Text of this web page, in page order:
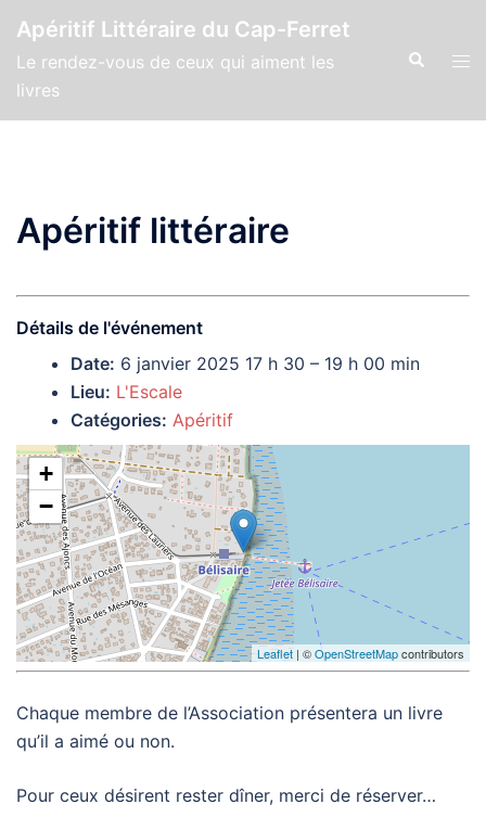
au
contenu
Apéritif Littéraire du Cap-Ferret
Le rendez-vous de ceux qui aiment les
livres
Apéritif littéraire
Détails de l'événement
Date: 6 janvier 2025 17 h 30 – 19 h 00 min
Lieu: L'Escale
Catégories: Apéritif
+
−
Leaflet | ©OpenStreetMapcontributors
Chaque membre de l’Association présentera un livre
qu’il a aimé ou non.
Pour ceux désirent rester dîner, merci de réserver…